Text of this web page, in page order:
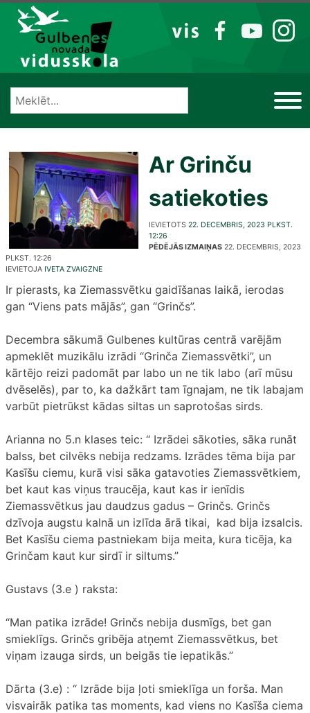
Izlaist
VIS
FB YT IG
Ar Grinču
satiekoties
IEVIETOTS 22. DECEMBRIS, 2023 PLKST.
12:26
PĒDĒJĀS IZMAIŅAS 22. DECEMBRIS, 2023
PLKST. 12:26
IEVIETOJA IVETA ZVAIGZNE
Ir pierasts, ka Ziemassvētku gaidīšanas laikā, ierodas
gan “Viens pats mājās”, gan “Grinčs”.
Decembra sākumā Gulbenes kultūras centrā varējām
apmeklēt muzikālu izrādi “Grinča Ziemassvētki”, un
kārtējo reizi padomāt par labo un ne tik labo (arī mūsu
dvēselēs), par to, ka dažkārt tam īgnajam, ne tik labajam
varbūt pietrūkst kādas siltas un saprotošas sirds.
Arianna no 5.n klases teic: “ Izrādei sākoties, sāka runāt
balss, bet cilvēks nebija redzams. Izrādes tēma bija par
Kasīšu ciemu, kurā visi sāka gatavoties Ziemassvētkiem,
bet kaut kas viņus traucēja, kaut kas ir ienīdis
Ziemassvētkus jau daudzus gadus – Grinčs. Grinčs
dzīvoja augstu kalnā un izlīda ārā tikai, kad bija izsalcis.
Bet Kasīšu ciema pastniekam bija meita, kura ticēja, ka
Grinčam kaut kur sirdī ir siltums.”
Gustavs (3.e ) raksta:
“Man patika izrāde! Grinčs nebija dusmīgs, bet gan
smieklīgs. Grinčs gribēja atņemt Ziemassvētkus, bet
viņam izauga sirds, un beigās tie iepatikās.”
Dārta (3.e) : “ Izrāde bija ļoti smieklīga un forša. Man
visvairāk patika tas moments, kad viens no Kasīša ciema